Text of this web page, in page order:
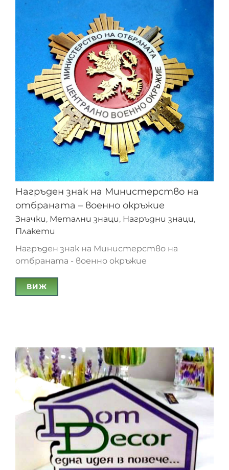
Нагръден знак на Министерство на
Нагръден знак на Министерство на
отбраната – военно окръжие
Значки, Метални знаци, Нагръдни знаци,
Плакети
Нагръден знак на Министерство на
отбраната - военно окръжие
ВИЖ